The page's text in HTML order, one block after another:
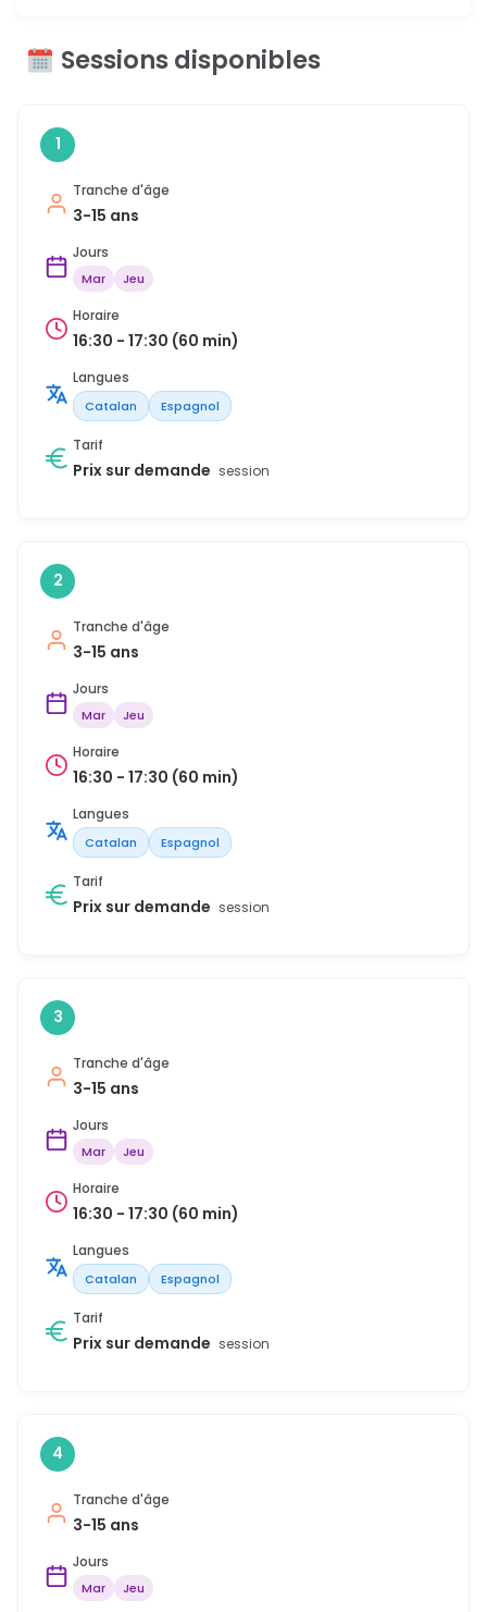
Sessions disponibles
1
Tranche d'âge
3-15 ans
Jours
Mar Jeu
Horaire
16:30 - 17:30 (60 min)
Langues
Catalan Espagnol
Tarif
Prix sur demande session
2
Tranche d'âge
3-15 ans
Jours
Mar Jeu
Horaire
16:30 - 17:30 (60 min)
Langues
Catalan Espagnol
Tarif
Prix sur demande session
3
Tranche d'âge
3-15 ans
Jours
Mar Jeu
Horaire
16:30 - 17:30 (60 min)
Langues
Catalan Espagnol
Tarif
Prix sur demande session
4
Tranche d'âge
3-15 ans
Jours
Mar Jeu